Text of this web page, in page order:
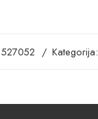
527052 Kategorija: